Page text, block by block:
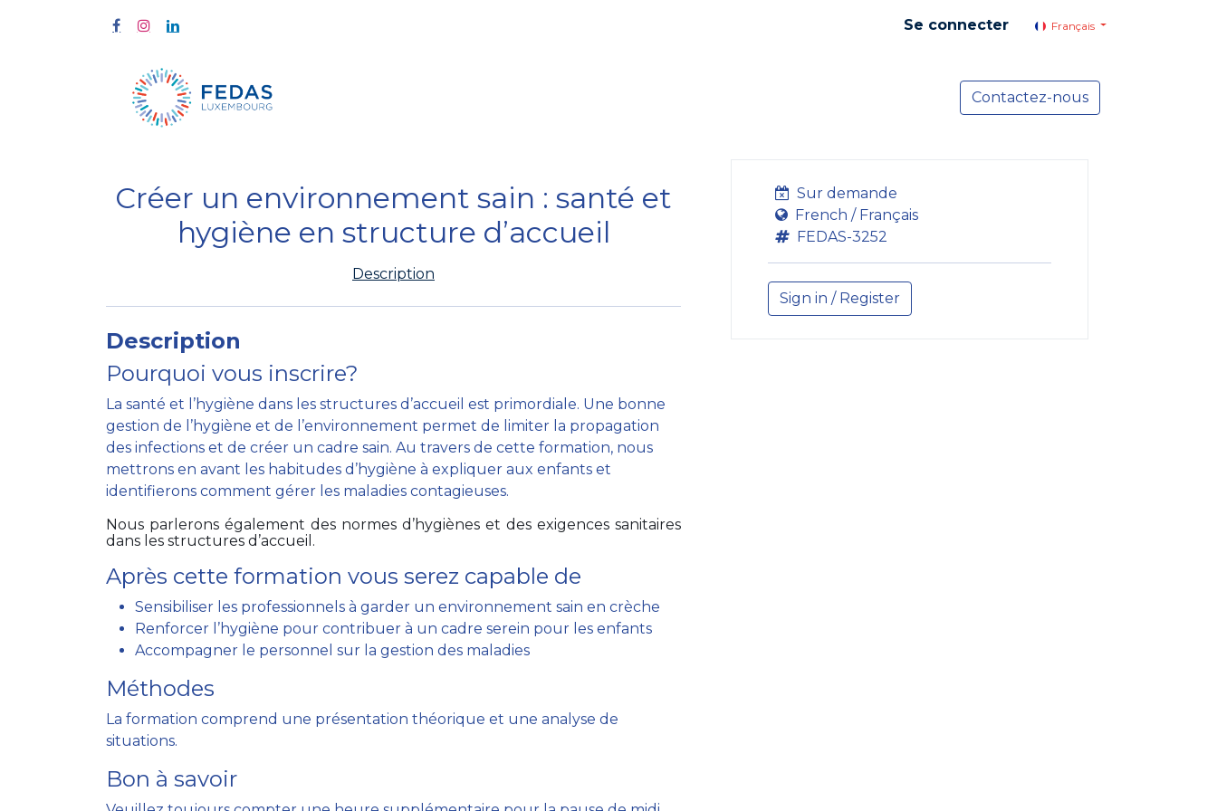
Se connecter Français
Actualités
Contactez-nous
Créer un environnement sain : santé et
hygiène en structure d’accueil
Description
Description
Pourquoi vous inscrire?
La santé et l’hygiène dans les structures d’accueil est primordiale. Une bonne
gestion de l’hygiène et de l’environnement permet de limiter la propagation
des infections et de créer un cadre sain. Au travers de cette formation, nous
mettrons en avant les habitudes d’hygiène à expliquer aux enfants et
identifierons comment gérer les maladies contagieuses.
Nous parlerons également des normes d’hygiènes et des exigences sanitaires
dans les structures d’accueil.
Après cette formation vous serez capable de
Sensibiliser les professionnels à garder un environnement sain en crèche
Renforcer l’hygiène pour contribuer à un cadre serein pour les enfants
Accompagner le personnel sur la gestion des maladies
Méthodes
La formation comprend une présentation théorique et une analyse de
situations.
Bon à savoir
Sur demande
French / Français
FEDAS-3252
Sign in / Register